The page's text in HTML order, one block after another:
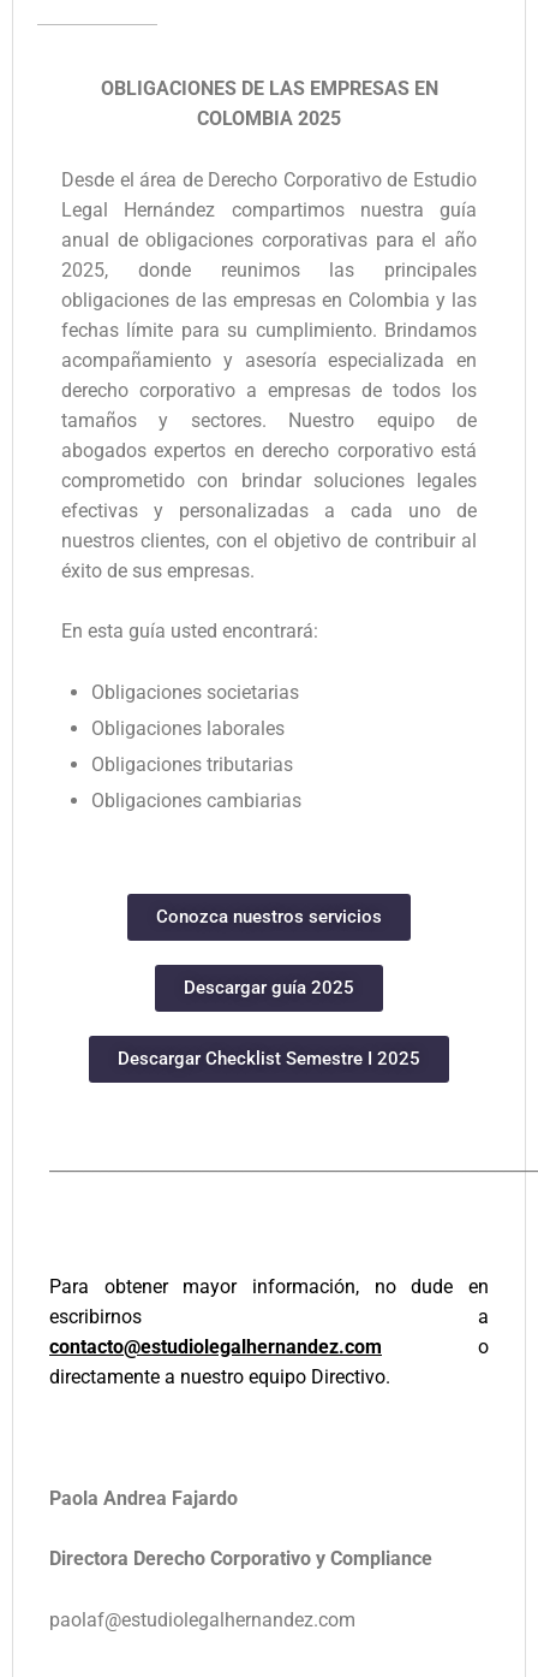
OBLIGACIONES DE LAS EMPRESAS EN
COLOMBIA 2025
Desde el área de Derecho Corporativo de Estudio
Legal Hernández compartimos nuestra guía
anual de obligaciones corporativas para el año
2025, donde reunimos las principales
obligaciones de las empresas en Colombia y las
fechas límite para su cumplimiento. Brindamos
acompañamiento y asesoría especializada en
derecho corporativo a empresas de todos los
tamaños y sectores. Nuestro equipo de
abogados expertos en derecho corporativo está
comprometido con brindar soluciones legales
efectivas y personalizadas a cada uno de
nuestros clientes, con el objetivo de contribuir al
éxito de sus empresas.
En esta guía usted encontrará:
Obligaciones societarias
Obligaciones laborales
Obligaciones tributarias
Obligaciones cambiarias
Conozca nuestros servicios
Descargar guía 2025
Descargar Checklist Semestre I 2025
Para obtener mayor información, no dude en
escribirnos a
contacto@estudiolegalhernandez.com o
directamente a nuestro equipo Directivo.
Paola Andrea Fajardo
Directora Derecho Corporativo y Compliance
paolaf@estudiolegalhernandez.com